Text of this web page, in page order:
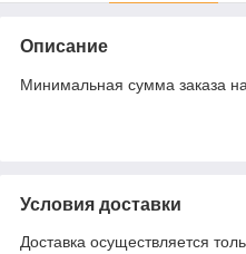
Описание
Минимальная сумма заказа
Условия доставки
Доставка осуществляется